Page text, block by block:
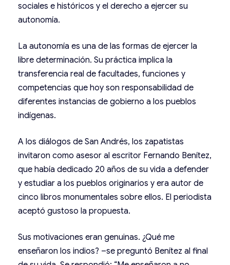
sociales e históricos y el derecho a ejercer su
autonomía.
La autonomía es una de las formas de ejercer la
libre determinación. Su práctica implica la
transferencia real de facultades, funciones y
competencias que hoy son responsabilidad de
diferentes instancias de gobierno a los pueblos
indígenas.
A los diálogos de San Andrés, los zapatistas
invitaron como asesor al escritor Fernando Benítez,
que había dedicado 20 años de su vida a defender
y estudiar a los pueblos originarios y era autor de
cinco libros monumentales sobre ellos. El periodista
aceptó gustoso la propuesta.
Sus motivaciones eran genuinas. ¿Qué me
enseñaron los indios? –se preguntó Benítez al final